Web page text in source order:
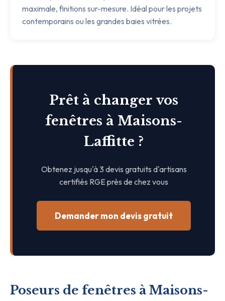
maximale, finitions sur-mesure. Idéal pour les projets
contemporains ou les grandes baies vitrées.
Prêt à changer vos
fenêtres à Maisons-
Laffitte ?
Obtenez jusqu'à 3 devis gratuits d'artisans
certifiés RGE près de chez vous
Demander mon devis gratuit
Poseurs de fenêtres à Maisons-